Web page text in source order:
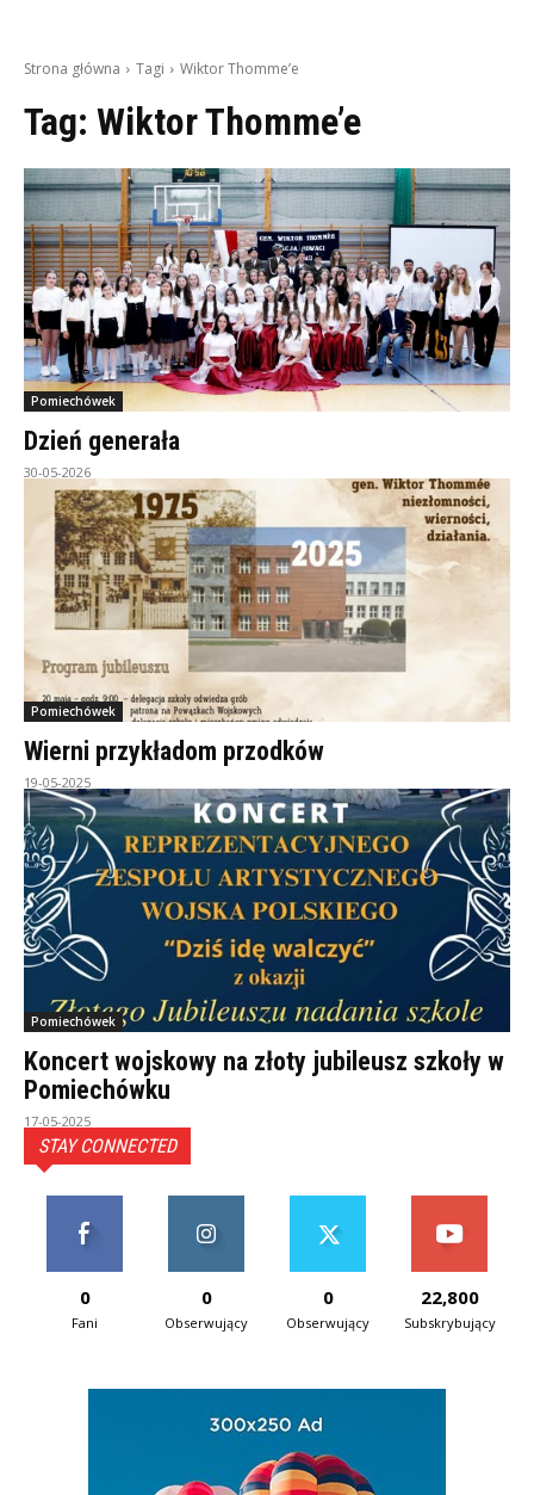
Strona główna Tagi Wiktor Thomme’e
Tag: Wiktor Thomme’e
Pomiechówek
Dzień generała
30-05-2026
Pomiechówek
Wierni przykładom przodków
19-05-2025
Pomiechówek
Koncert wojskowy na złoty jubileusz szkoły w
Pomiechówku
17-05-2025
STAY CONNECTED
0
Fani
0
Obserwujący
0
Obserwujący
22,800
Subskrybujący